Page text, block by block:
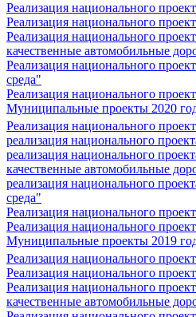
Реализация национального
Реализация национального
Реализация национального
качественные автомобильные
Реализация национального
среда"
Реализация национального
Муниципальные проекты 2020
Реализация национального
реализация национального
реализация национального
качественные автомобильные
реализация национального
среда"
Реализация национального
Реализация национального
Муниципальные проекты 2019
Реализация национального
Реализация национального
Реализация национального
качественные автомобильные